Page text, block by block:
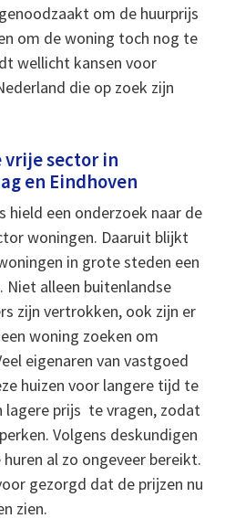
om de huurprijs
om de woning toch nog te
wellicht kansen voor
die op zoek zijn
vrije sector in
en Eindhoven
hield een onderzoek naar de
woningen. Daaruit blijkt
in grote steden een
Niet alleen buitenlandse
zijn vertrokken, ook zijn er
woning zoeken om
eigenaren van vastgoed
huizen voor langere tijd te
lagere prijs te vragen, zodat
Volgens deskundigen
al zo ongeveer bereikt.
gezorgd dat de prijzen nu
zien.